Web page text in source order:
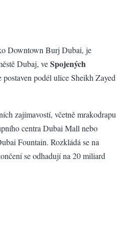
Downtown Burj Dubai, je
Dubaj, veSpojených
podél ulice Sheikh Zayed
zajímavostí, včetně mrakodrapu
centra Dubai Mall nebo
Fountain. Rozkládá se na
se odhadují na 20 miliard